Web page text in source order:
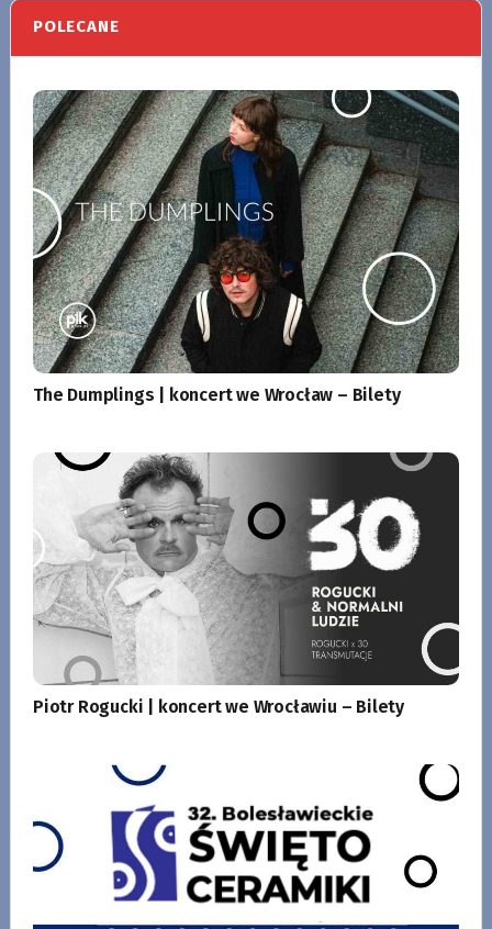
POLECANE
The Dumplings | koncert we Wrocław – Bilety
Piotr Rogucki | koncert we Wrocławiu – Bilety